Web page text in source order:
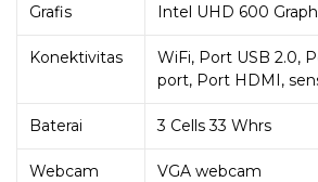
Grafis Intel UHD 600
Konektivitas
WiFi, Port USB 2.0,
port, Port HDMI,
Baterai 3 Cells 33 Whrs
Webcam VGA webcam